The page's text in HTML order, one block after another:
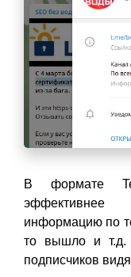
В формате
эффективнее
информацию по
то вышло и т.д.
подписчиков